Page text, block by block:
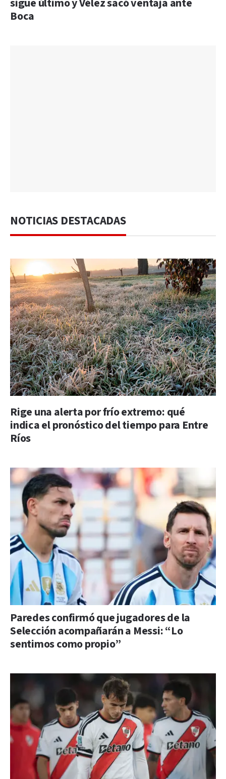
sigue último y Vélez sacó ventaja ante
Boca
NOTICIAS DESTACADAS
Rige una alerta por frío extremo: qué
indica el pronóstico del tiempo para Entre
Ríos
Paredes confirmó que jugadores de la
Selección acompañarán a Messi: “Lo
sentimos como propio”